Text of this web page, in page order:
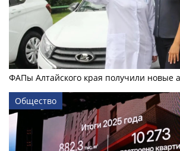
ФАПы Алтайского края получили новые
Общество